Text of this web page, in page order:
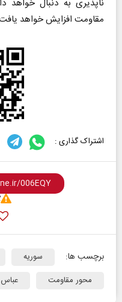
ناپذیری به دنبال
مقاومت افزایش خواهد
اشتراک گذاری :
برچسب ها: سوریه
محور مقاومت